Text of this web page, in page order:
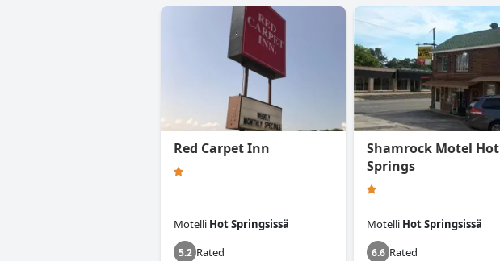
Red Carpet Inn
Motelli Hot Springsissä
5.2 Rated
Shamrock Motel Hot
Springs
Motelli Hot Springsissä
6.6 Rated